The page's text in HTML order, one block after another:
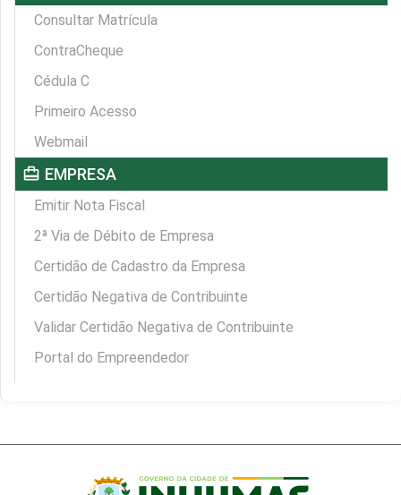
Consultar Matrícula
ContraCheque
Cédula C
Primeiro Acesso
Webmail
card_travel EMPRESA
Emitir Nota Fiscal
2ª Via de Débito de Empresa
Certidão de Cadastro da Empresa
Certidão Negativa de Contribuinte
Validar Certidão Negativa de Contribuinte
Portal do Empreendedor